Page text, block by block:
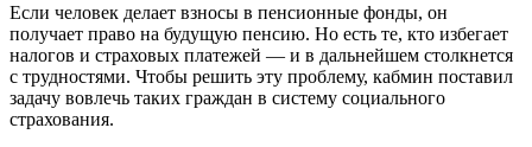
Если человек делает взносы в пенсионные фонды, он
получает право на будущую пенсию. Но есть те, кто избегает
налогов и страховых платежей — и в дальнейшем столкнется
с трудностями. Чтобы решить эту проблему, кабмин поставил
задачу вовлечь таких граждан в систему социального
страхования.